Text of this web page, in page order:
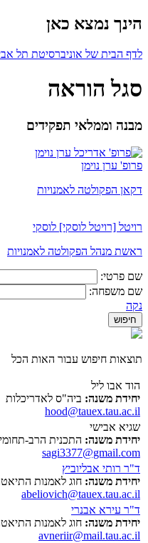
הינך נמצא כאן
לדף הבית של אוניברסיטת תל
סגל הוראה
מבנה וממלאי תפקידים
פרופ' ערן נוימן
דקאן הפקולטה לאמנויות
רויטל [רויטל לוסקי] לוסקי
ראשת מנהל הפקולטה לאמנויות
שם פרטי:
שם משפחה:
נקה
תוצאות חיפוש עבור האות הכל
הוד אבו ליל
יחידת משנה: ביה"ס לאדריכלות
hood@tauex.tau.ac.il
שגיא אבישי
יחידת משנה: התכנית הרב-
sagi3377@gmail.com
ד"ר רותי אבליוביץ
יחידת משנה: חוג לאמנות
abeliovich@tauex.tau.ac.il
ד"ר עירא אבנרי
יחידת משנה: חוג לאמנות
avneriir@mail.tau.ac.il